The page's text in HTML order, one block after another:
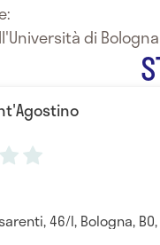
di Bologna
46/I, Bologna, BO,